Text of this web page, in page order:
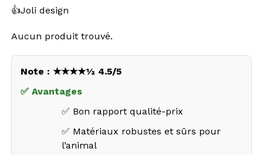
👍Joli design
Aucun produit trouvé.
Note : ★★★★½ 4.5/5
✅ Avantages
✅ Bon rapport qualité-prix
✅ Matériaux robustes et sûrs pour
l’animal